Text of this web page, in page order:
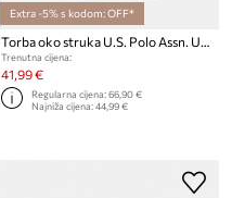
Extra -5% s kodom: OFF*
Torba oko struka U.S. Polo Assn. UMPIRE
Trenutna cijena:
41,99 €
Regularna cijena:66,90 €
Najniža cijena:44,99 €